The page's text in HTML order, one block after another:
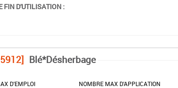
FIN D'UTILISATION :
Blé*Désherbage
D'EMPLOI NOMBRE MAX D'APPLICATION